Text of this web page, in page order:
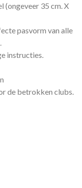
(ongeveer 35 cm. X
pasvorm van alle
instructies.
de betrokken clubs.